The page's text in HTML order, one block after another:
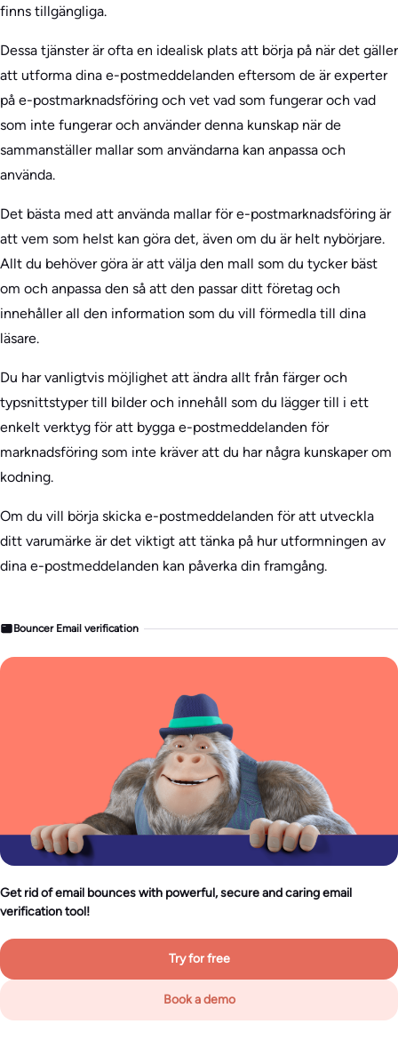
finns tillgängliga.
Dessa tjänster är ofta en idealisk plats att börja på när det gäller
att utforma dina e-postmeddelanden eftersom de är experter
på e-postmarknadsföring och vet vad som fungerar och vad
som inte fungerar och använder denna kunskap när de
sammanställer mallar som användarna kan anpassa och
använda.
Det bästa med att använda mallar för e-postmarknadsföring är
att vem som helst kan göra det, även om du är helt nybörjare.
Allt du behöver göra är att välja den mall som du tycker bäst
om och anpassa den så att den passar ditt företag och
innehåller all den information som du vill förmedla till dina
läsare.
Du har vanligtvis möjlighet att ändra allt från färger och
typsnittstyper till bilder och innehåll som du lägger till i ett
enkelt verktyg för att bygga e-postmeddelanden för
marknadsföring som inte kräver att du har några kunskaper om
kodning.
Om du vill börja skicka e-postmeddelanden för att utveckla
ditt varumärke är det viktigt att tänka på hur utformningen av
dina e-postmeddelanden kan påverka din framgång.
Bouncer Email verification
Get rid of email bounces with powerful, secure and caring email
verification tool!
Try for free
Book a demo